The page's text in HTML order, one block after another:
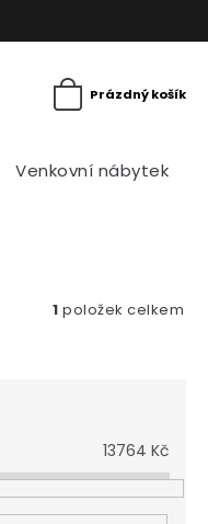
Prázdný košík
Venkovní nábytek
1 položek celkem
13764 Kč